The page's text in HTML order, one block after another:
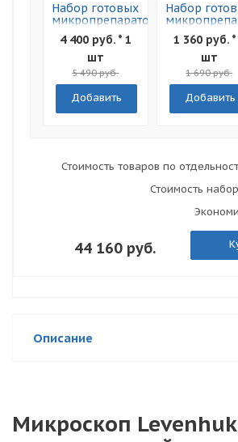
Набор готовых
микропрепаратов
Levenhuk N38
NG
4 400 руб. * 1
шт
5 490 руб.
Добавить
Набор
Levenhuk
NG
1 360 руб. *
шт
1 690 руб.
Добавить
Стоимость товаров по
Стоимость
44 160 руб.
Описание
Микроскоп